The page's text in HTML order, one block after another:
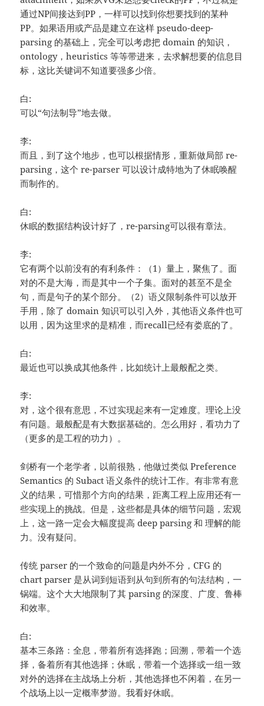
通过NP间接达到PP，一样可以找到你想要找到的某种
PP。如果语用或产品是建立在这样 pseudo-deep-
parsing 的基础上，完全可以考虑把 domain 的知识，
ontology，heuristics 等等带进来，去求解想要的信息目
标，这比关键词不知道要强多少倍。
白:
可以“句法制导”地去做。
李:
而且，到了这个地步，也可以根据情形，重新做局部 re-
parsing，这个 re-parser 可以设计成特地为了休眠唤醒
而制作的。
白:
休眠的数据结构设计好了，re-parsing可以很有章法。
李:
它有两个以前没有的有利条件：（1）量上，聚焦了。面
对的不是大海，而是其中一个子集。面对的甚至不是全
句，而是句子的某个部分。（2）语义限制条件可以放开
手用，除了 domain 知识可以引入外，其他语义条件也可
以用，因为这里求的是精准，而recall已经有娄底的了。
白:
最近也可以换成其他条件，比如统计上最般配之类。
李:
对，这个很有意思，不过实现起来有一定难度。理论上没
有问题。最般配是有大数据基础的。怎么用好，看功力了
（更多的是工程的功力）。
剑桥有一个老学者，以前很熟，他做过类似 Preference
Semantics 的 Subact 语义条件的统计工作。有非常有意
义的结果，可惜那个方向的结果，距离工程上应用还有一
些实现上的挑战。但是，这些都是具体的细节问题，宏观
上，这一路一定会大幅度提高 deep parsing 和 理解的能
力。没有疑问。
传统 parser 的一个致命的问题是内外不分，CFG 的
chart parser 是从词到短语到从句到所有的句法结构，一
锅端。这个大大地限制了其 parsing 的深度、广度、鲁棒
和效率。
白:
基本三条路：全息，带着所有选择跑；回溯，带着一个选
择，备着所有其他选择；休眠，带着一个选择或一组一致
对外的选择在主战场上分析，其他选择也不闲着，在另一
个战场上以一定概率梦游。我看好休眠。